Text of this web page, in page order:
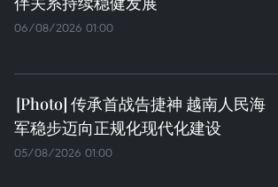
06/08/2026 01:00
传承首战告捷神 越南人民海
军稳步迈向正规化现代化建设
05/08/2026 01:00